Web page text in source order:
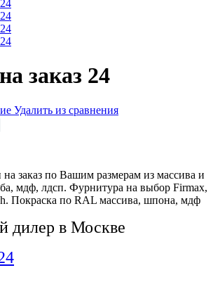
заказ 24
Удалить из сравнения
заказ по Вашим размерам из массива и
мдф, лдсп. Фурнитура на выбор Firmax,
Покраска по RAL массива, шпона, мдф
дилер в Москве